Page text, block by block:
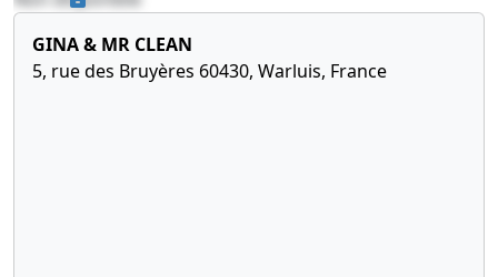
GINA & MR CLEAN
5, rue des Bruyères 60430, Warluis, France